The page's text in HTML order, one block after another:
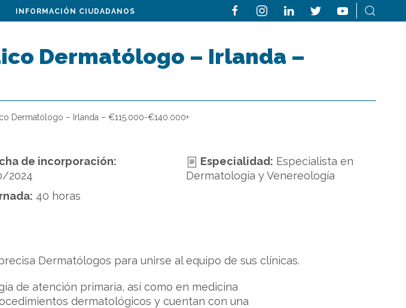
INFORMACIÓN CIUDADANOS
Dermatólogo – Irlanda –
Dermatólogo – Irlanda – €115.000-€140.000+
de incorporación:
2024
Especialidad: Especialista en
Dermatología y Venereología
40 horas
Dermatólogos para unirse al equipo de sus clínicas.
de atención primaria, así como en medicina
dermatológicos y cuentan con una